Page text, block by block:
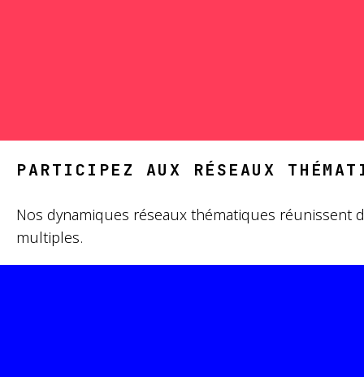
PARTICIPEZ AUX RÉSEAUX
Nos dynamiques réseaux thématiques réunissent
multiples.